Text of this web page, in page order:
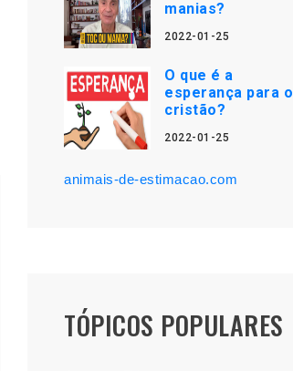
manias?
2022-01-25
O que é a
esperança para o
cristão?
2022-01-25
animais-de-estimacao.com
TÓPICOS POPULARES